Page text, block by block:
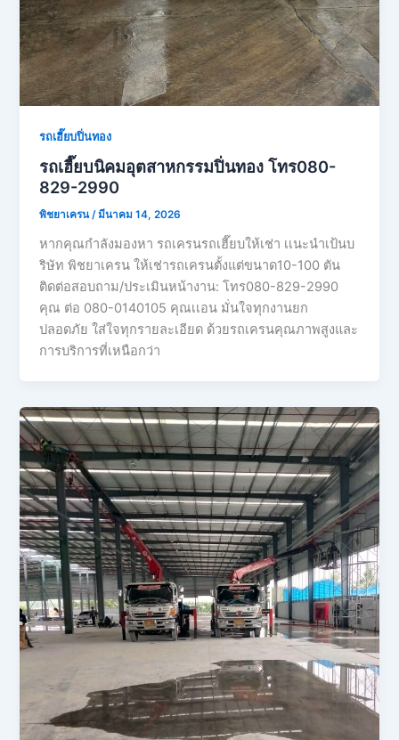
รถเฮี๊ยบปิ่นทอง
รถเฮี๊ยบนิคมอุตสาหกรรมปิ่นทอง โทร080-
829-2990
พิชยาเครน/มีนาคม 14, 2026
หากคุณกำลังมองหา รถเครนรถเฮี๊ยบให้เช่า เเนะนำเป้นบ
ริษัท พิชยาเครน ให้เช่ารถเครนตั้งแต่ขนาด10-100 ตัน
ติดต่อสอบถาม/ประเมินหน้างาน: โทร080-829-2990
คุณ ต่อ 080-0140105 คุณเเอน มั่นใจทุกงานยก
ปลอดภัย ใส่ใจทุกรายละเอียด ด้วยรถเครนคุณภาพสูงและ
การบริการที่เหนือกว่า